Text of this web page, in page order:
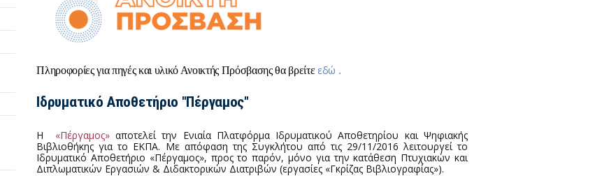
Πληροφορίες για πηγές και υλικό Ανοικτής Πρόσβασης θα βρείτε εδώ .
Ιδρυματικό Αποθετήριο "Πέργαμος"
Η «Πέργαμος»αποτελείτην Ενιαία Πλατφόρμα Ιδρυματικού Αποθετηρίου και Ψηφιακής
Βιβλιοθήκης για το ΕΚΠΑ. Με απόφαση της Συγκλήτου από τις 29/11/2016 λειτουργεί το
Ιδρυματικό Αποθετήριο «Πέργαμος», προς το παρόν, μόνο για την κατάθεση Πτυχιακών και
Διπλωματικών Εργασιών & Διδακτορικών Διατριβών (εργασίες «Γκρίζας Βιβλιογραφίας»).